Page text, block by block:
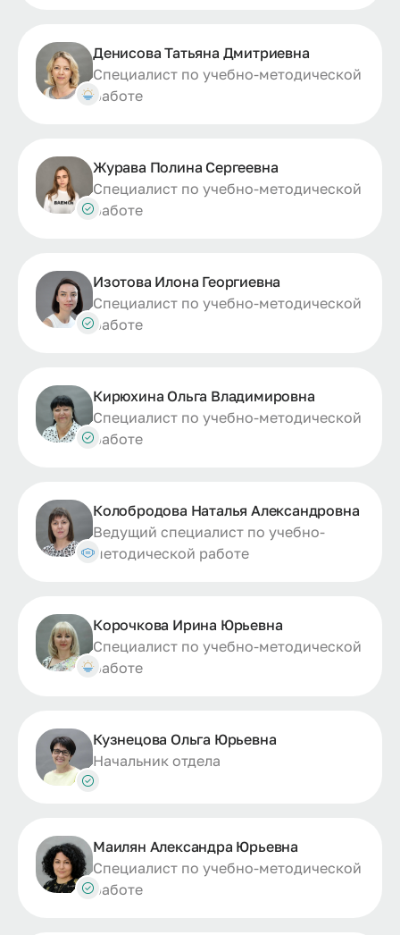
Денисова Татьяна Дмитриевна
Специалист по учебно-методической
работе
Журава Полина Сергеевна
Специалист по учебно-методической
работе
Изотова Илона Георгиевна
Специалист по учебно-методической
работе
Кирюхина Ольга Владимировна
Специалист по учебно-методической
работе
Колобродова Наталья Александровна
Ведущий специалист по учебно-
методической работе
Корочкова Ирина Юрьевна
Специалист по учебно-методической
работе
Кузнецова Ольга Юрьевна
Начальник отдела
Маилян Александра Юрьевна
Специалист по учебно-методической
работе